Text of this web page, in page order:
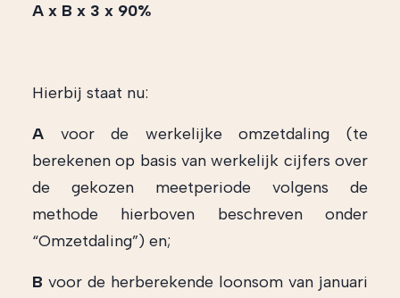
A x B x 3 x 90%
Hierbij staat nu:
A voor de werkelijke omzetdaling (te
berekenen op basis van werkelijk cijfers over
de gekozen meetperiode volgens de
methode hierboven beschreven onder
“Omzetdaling”) en;
B voor de herberekende loonsom van januari